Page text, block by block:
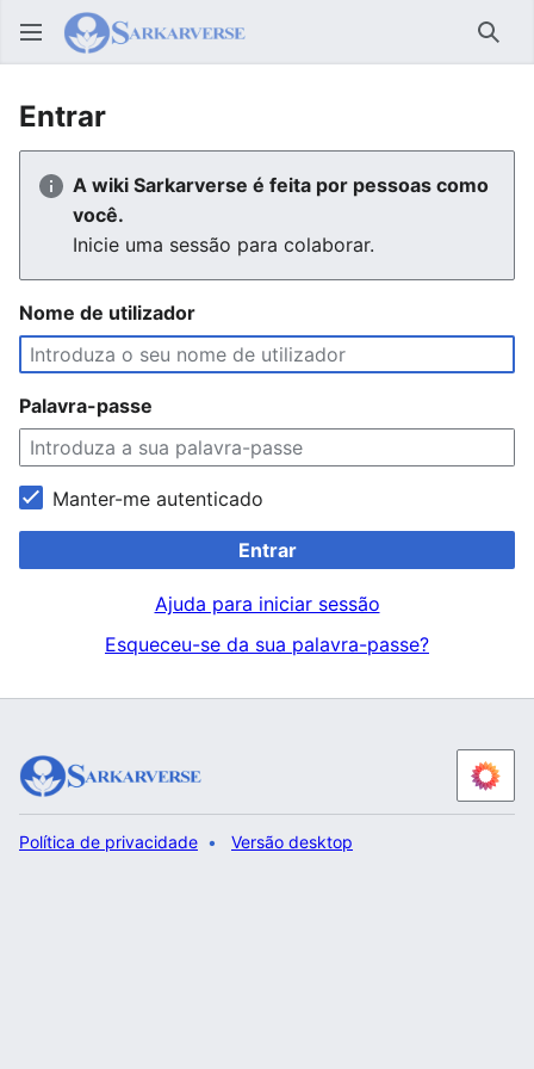
Entrar
A wiki Sarkarverse é feita por pessoas como
você.
Inicie uma sessão para colaborar.
Nome de utilizador
Palavra-passe
Manter-me autenticado
Entrar
Ajuda para iniciar sessão
Esqueceu-se da sua palavra-passe?
Política de privacidade Versão desktop